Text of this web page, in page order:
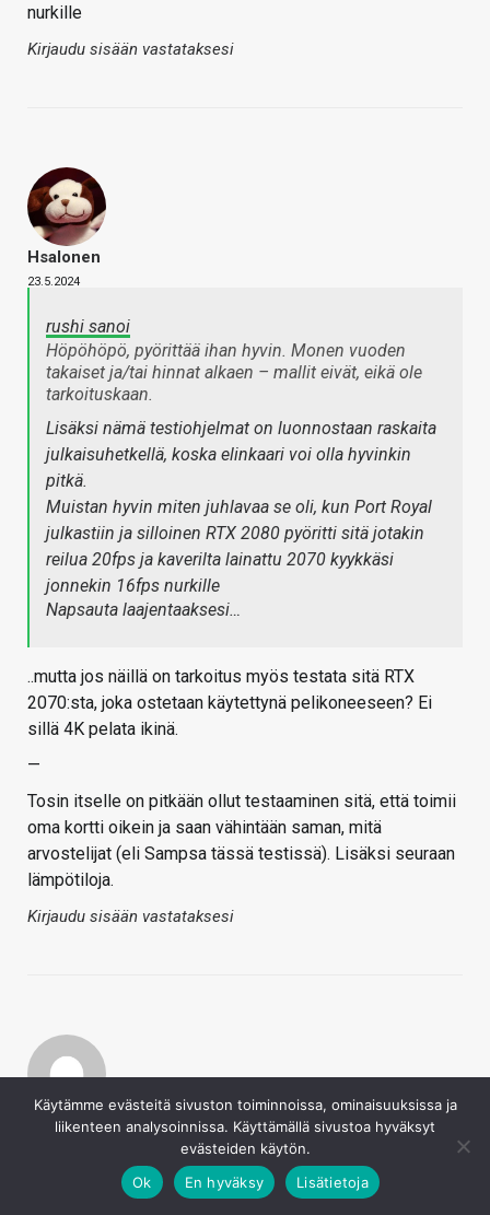
nurkille
Kirjaudu sisään vastataksesi
Hsalonen
23.5.2024
rushi sanoi
Höpöhöpö, pyörittää ihan hyvin. Monen vuoden
takaiset ja/tai hinnat alkaen – mallit eivät, eikä ole
tarkoituskaan.
Lisäksi nämä testiohjelmat on luonnostaan raskaita
julkaisuhetkellä, koska elinkaari voi olla hyvinkin
pitkä.
Muistan hyvin miten juhlavaa se oli, kun Port Royal
julkastiin ja silloinen RTX 2080 pyöritti sitä jotakin
reilua 20fps ja kaverilta lainattu 2070 kyykkäsi
jonnekin 16fps nurkille
Napsauta laajentaaksesi…
..mutta jos näillä on tarkoitus myös testata sitä RTX
2070:sta, joka ostetaan käytettynä pelikoneeseen? Ei
sillä 4K pelata ikinä.
—
Tosin itselle on pitkään ollut testaaminen sitä, että toimii
oma kortti oikein ja saan vähintään saman, mitä
arvostelijat (eli Sampsa tässä testissä). Lisäksi seuraan
lämpötiloja.
Kirjaudu sisään vastataksesi
Tumbbi
hsalonen sanoi
Käytämme evästeitä sivuston toiminnoissa, ominaisuuksissa ja
liikenteen analysoinnissa. Käyttämällä sivustoa hyväksyt
evästeiden käytön.
Ok
En hyväksy Lisätietoja